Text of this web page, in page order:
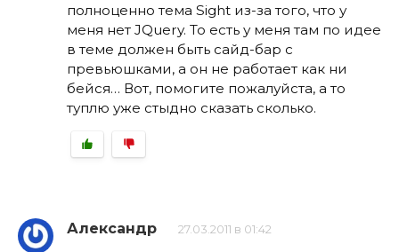
полноценно тема Sight из-за того, что у
меня нет JQuery. То есть у меня там по идее
в теме должен быть сайд-бар с
превьюшками, а он не работает как ни
бейся… Вот, помогите пожалуйста, а то
туплю уже стыдно сказать сколько.
Александр 27.03.2011 в 01:42